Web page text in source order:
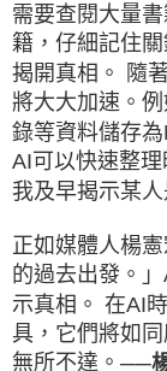
需要查閱大量
籍，仔細記住
揭開真相。 隨
將大大加速。
錄等資料儲存
AI可以快速整
我及早揭示某
正如媒體人楊
的過去出發。
示真相。 在AI
具，它們將如
無所不達。 ──